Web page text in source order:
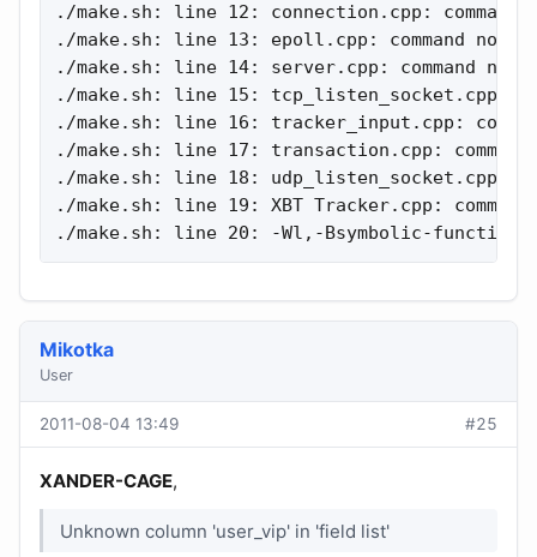
./make.sh: line 12: connection.cpp: command
./make.sh: line 13: epoll.cpp: command not
./make.sh: line 14: server.cpp: command not
./make.sh: line 15: tcp_listen_socket.cpp:
./make.sh: line 16: tracker_input.cpp:
./make.sh: line 17: transaction.cpp:
./make.sh: line 18: udp_listen_socket.cpp:
./make.sh: line 19: XBT Tracker.cpp:
./make.sh: line 20: -Wl,-Bsymbolic-functions:
Mikotka
User
2011-08-04 13:49 #25
XANDER-CAGE,
Unknown column 'user_vip' in 'field list'